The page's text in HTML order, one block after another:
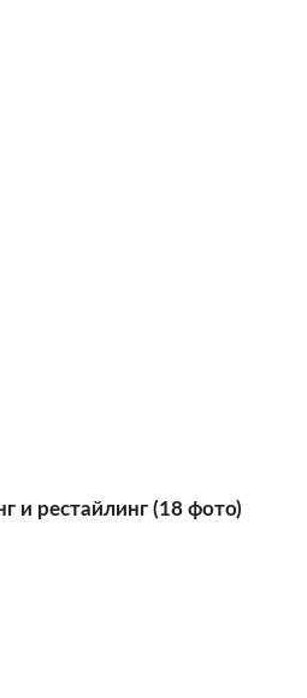
и рестайлинг (18 фото)